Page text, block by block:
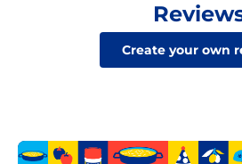
Create your own